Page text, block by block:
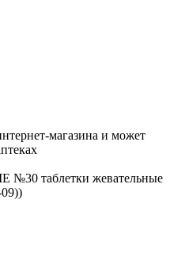
магазина и может
№30 таблетки жевательные